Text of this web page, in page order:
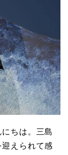
ちは。三島
えられて感